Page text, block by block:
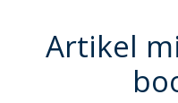
Artikel